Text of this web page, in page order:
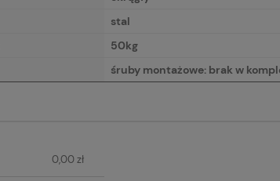
stal
50kg
śruby montażowe: brak w
0,00 zł